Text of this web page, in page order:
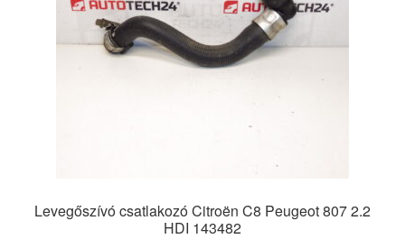
Levegőszívó csatlakozó Citroën C8 Peugeot 807 2.2
HDI 143482